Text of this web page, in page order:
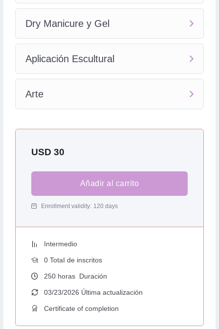
Dry Manicure y Gel
Aplicación Escultural
Arte
USD 30
Añadir al carrito
Enrollment validity: 120 days
Intermedio
0 TotaI de inscritos
250 horas Duración
03/23/2026 Última actualización
Certificate of completion